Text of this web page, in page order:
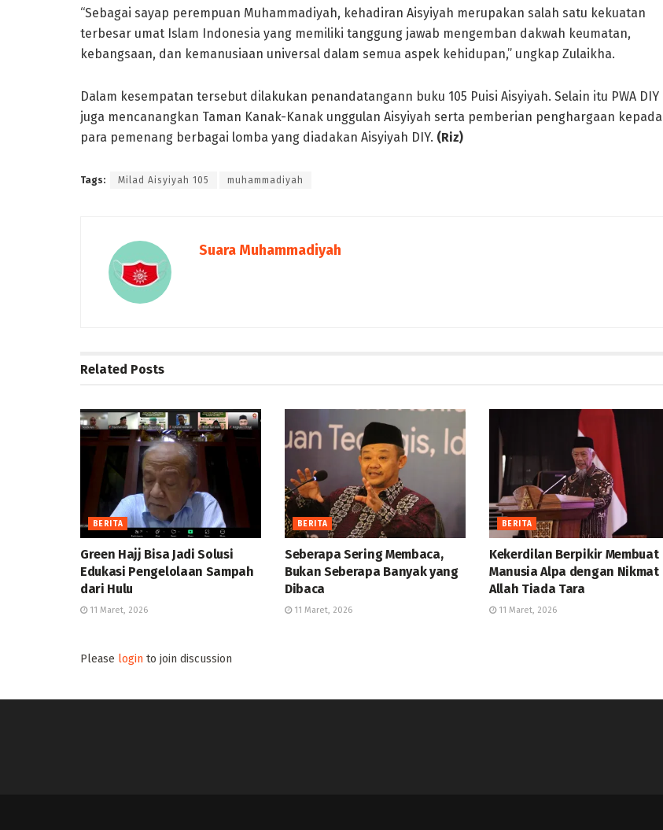
“Sebagai sayap perempuan Muhammadiyah, kehadiran Aisyiyah merupakan salah satu kekuatan
terbesar umat Islam Indonesia yang memiliki tanggung jawab mengemban dakwah keumatan,
kebangsaan, dan kemanusiaan universal dalam semua aspek kehidupan,” ungkap Zulaikha.
Dalam kesempatan tersebut dilakukan penandatangann buku 105 Puisi Aisyiyah. Selain itu PWA DIY
juga mencanangkan Taman Kanak-Kanak unggulan Aisyiyah serta pemberian penghargaan kepada
para pemenang berbagai lomba yang diadakan Aisyiyah DIY. (Riz)
Tags: Milad Aisyiyah 105 muhammadiyah
Suara Muhammadiyah
Related Posts
BERITA
Green Hajj Bisa Jadi Solusi
Edukasi Pengelolaan Sampah
dari Hulu
11 Maret, 2026
BERITA
Seberapa Sering Membaca,
Bukan Seberapa Banyak yang
Dibaca
11 Maret, 2026
BERITA
Kekerdilan Berpikir Membuat
Manusia Alpa dengan Nikmat
Allah Tiada Tara
11 Maret, 2026
Please login to join discussion